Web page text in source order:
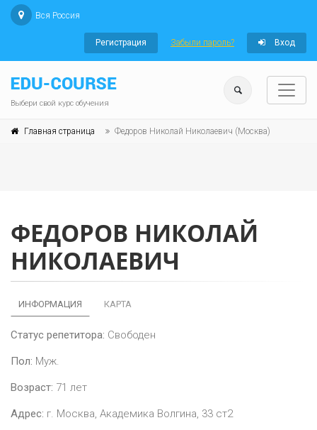
Вся Россия
Регистрация Забыли пароль? Вход
Выбери свой курс обучения
Главная страница Федоров Николай Николаевич (Москва)
ФЕДОРОВ НИКОЛАЙ
НИКОЛАЕВИЧ
ИНФОРМАЦИЯ КАРТА
Статус репетитора: Свободен
Пол: Муж.
Возраст: 71 лет
Адрес: г. Москва, Академика Волгина, 33 ст2